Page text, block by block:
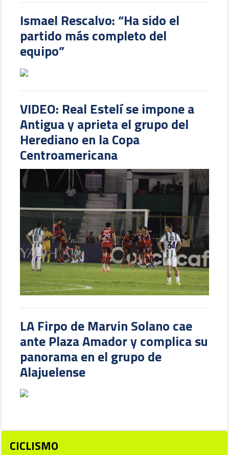
Ismael Rescalvo: “Ha sido el
partido más completo del
equipo”
VIDEO: Real Estelí se impone a
Antigua y aprieta el grupo del
Herediano en la Copa
Centroamericana
LA Firpo de Marvin Solano cae
ante Plaza Amador y complica su
panorama en el grupo de
Alajuelense
CICLISMO